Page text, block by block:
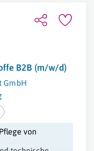
B2B (m/w/d)
GmbH
von